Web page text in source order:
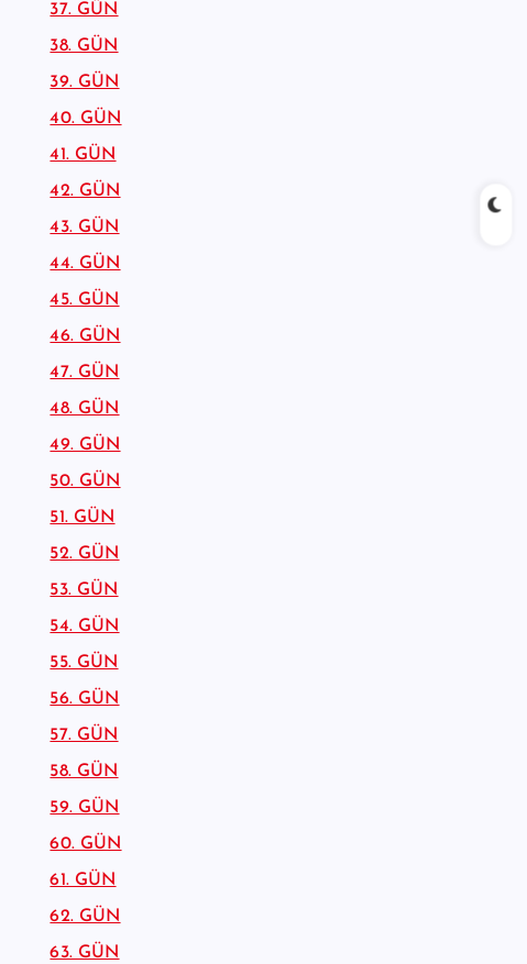
37. GÜN
38. GÜN
39. GÜN
40. GÜN
41. GÜN
42. GÜN
43. GÜN
44. GÜN
45. GÜN
46. GÜN
47. GÜN
48. GÜN
49. GÜN
50. GÜN
51. GÜN
52. GÜN
53. GÜN
54. GÜN
55. GÜN
56. GÜN
57. GÜN
58. GÜN
59. GÜN
60. GÜN
61. GÜN
62. GÜN
63. GÜN